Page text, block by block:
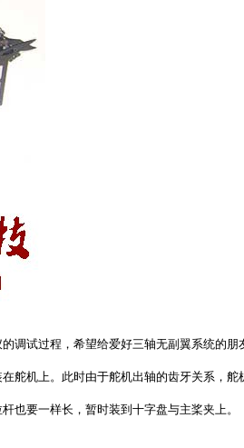
试过程，希望给爱好三轴无副翼系统的朋
舵机上。此时由于舵机出轴的齿牙关系，舵
也要一样长，暂时装到十字盘与主桨夹上。